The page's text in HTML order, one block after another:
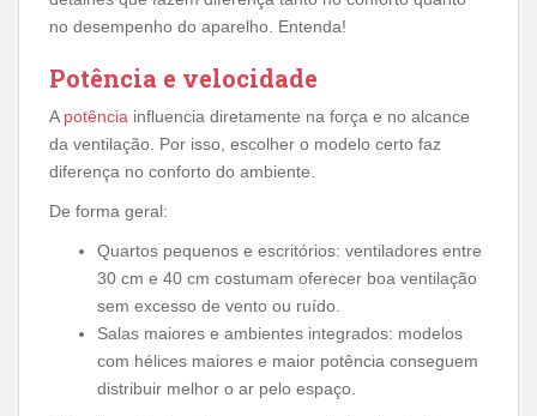
no desempenho do aparelho. Entenda!
Potência e velocidade
A potência influencia diretamente na força e no alcance
da ventilação. Por isso, escolher o modelo certo faz
diferença no conforto do ambiente.
De forma geral:
Quartos pequenos e escritórios: ventiladores entre
30 cm e 40 cm costumam oferecer boa ventilação
sem excesso de vento ou ruído.
Salas maiores e ambientes integrados: modelos
com hélices maiores e maior potência conseguem
distribuir melhor o ar pelo espaço.